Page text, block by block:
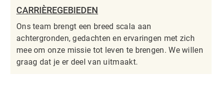
CARRIÈREGEBIEDEN
Ons team brengt een breed scala aan
achtergronden, gedachten en ervaringen met zich
mee om onze missie tot leven te brengen. We willen
graag dat je er deel van uitmaakt.